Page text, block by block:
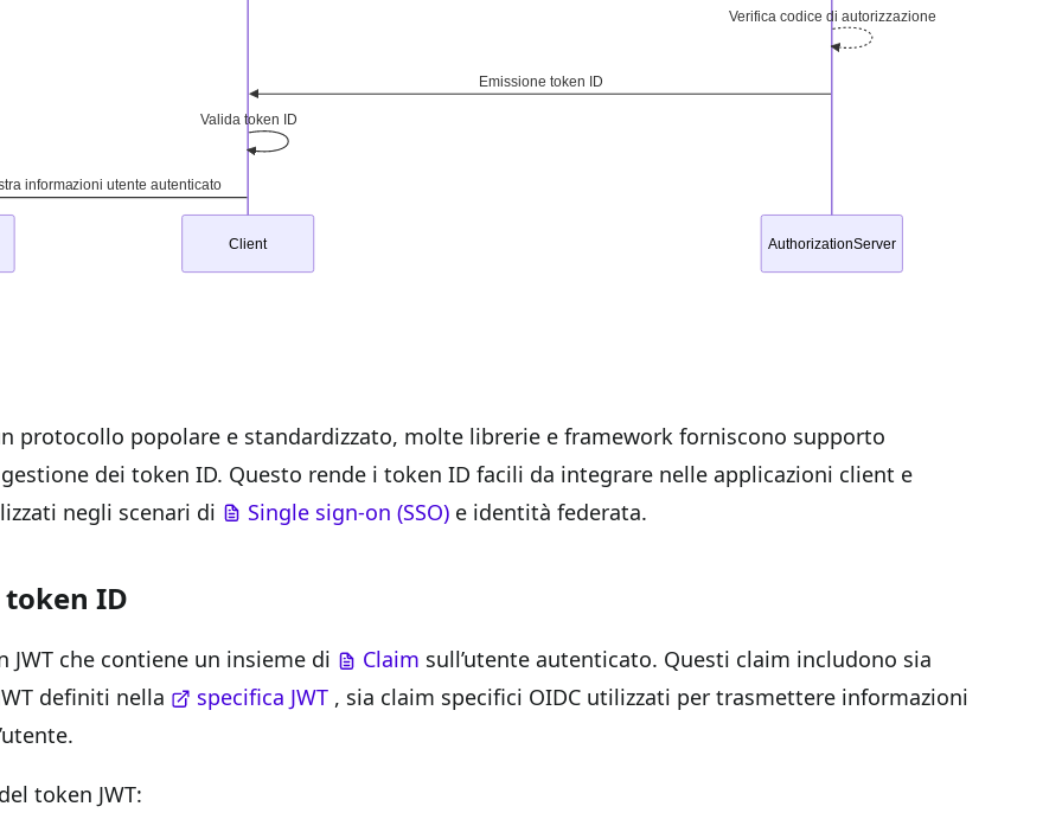
protocollo popolare e standardizzato, molte librerie e framework forniscono supporto
dei token ID. Questo rende i token ID facili da integrare nelle applicazioni client e
negli scenari di
Single sign-on (SSO) e identità federata.
ID
JWT che contiene un insieme di Claim sull’utente autenticato. Questi claim includono sia
definiti nella
specifica JWT , sia claim specifici OIDC utilizzati per trasmettere informazioni
token JWT: